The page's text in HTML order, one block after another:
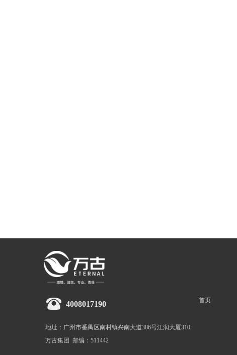
首页
地址：广州市番禺区南村镇兴南大道386号江润大厦310
万古集团  邮编：511442
4008017190